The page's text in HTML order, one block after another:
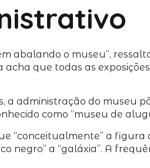
o museu”,
que todas as
a administração do museu
como “museu de
“conceitualmente” a
a “galáxia”. A